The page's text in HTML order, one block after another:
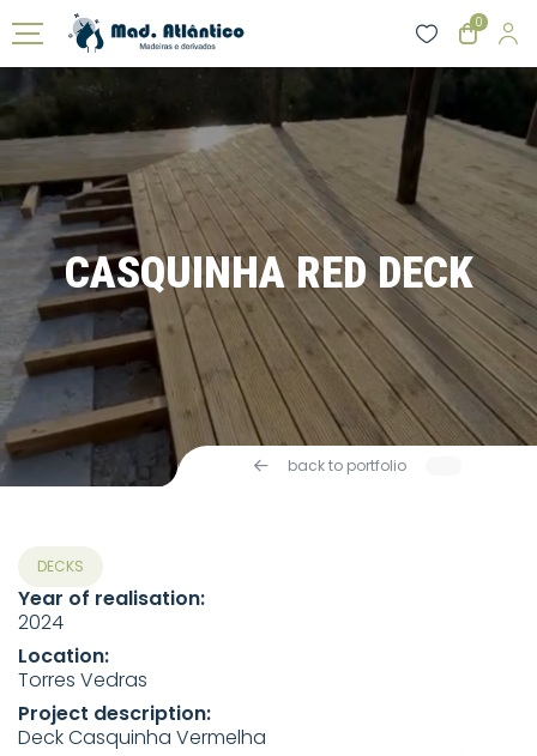
0
CASQUINHA RED DECK
back to portfolio
DECKS
Year of realisation:
2024
Location:
Torres Vedras
Project description:
Deck Casquinha Vermelha